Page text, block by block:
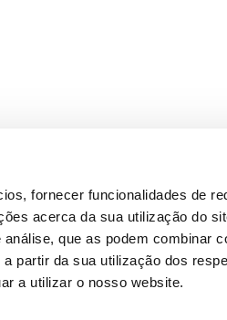
fornecer funcionalidades de
acerca da sua utilização do
que as podem combinar
partir da sua utilização dos
a utilizar o nosso website.